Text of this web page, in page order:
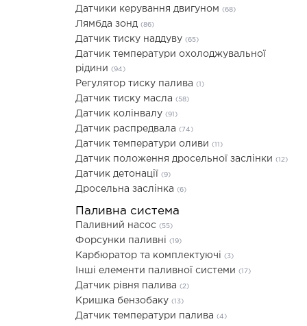
Датчики керування двигуном (68)
Лямбда зонд (86)
Датчик тиску наддуву (65)
Датчик температури охолоджувальної
рідини (94)
Регулятор тиску палива (1)
Датчик тиску масла (58)
Датчик колінвалу (91)
Датчик распредвала (74)
Датчик температури оливи (11)
Датчик положення дросельної заслінки (12)
Датчик детонації (9)
Дросельна заслінка (6)
Паливна система
Паливний насос (55)
Форсунки паливні (19)
Карбюратор та комплектуючі (3)
Інші елементи паливної системи (17)
Датчик рівня палива (2)
Кришка бензобаку (13)
Датчик температури палива (4)